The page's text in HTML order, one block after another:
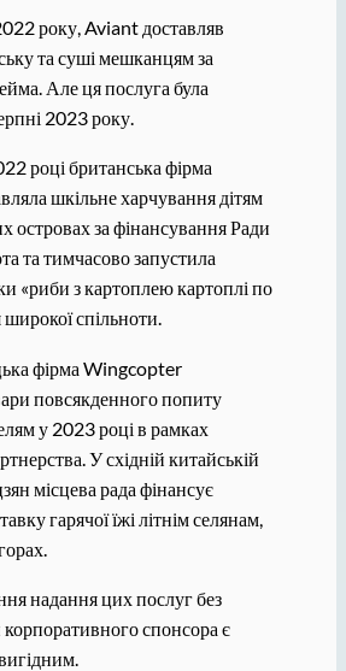
року, Aviant доставляв
та суші мешканцям за
Але ця послуга була
2023 року.
році британська фірма
шкільне харчування дітям
островах за фінансування Ради
та тимчасово запустила
«риби з картоплею картоплі по
широкої спільноти.
фірма Wingcopter
повсякденного попиту
у 2023 році в рамках
У східній китайській
місцева рада фінансує
гарячої їжі літнім селянам,
надання цих послуг без
спонсора є